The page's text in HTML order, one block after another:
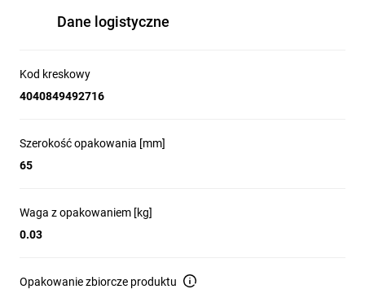
Dane logistyczne
Kod kreskowy
4040849492716
Szerokość opakowania [mm]
65
Waga z opakowaniem [kg]
0.03
Opakowanie zbiorcze produktu